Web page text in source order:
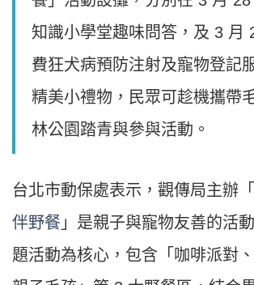
知識小學堂趣味問答，及 3 月
費狂犬病預防注射及寵物登記
精美小禮物，民眾可趁機攜帶
林公園踏青與參與活動。
台北市動保處表示，觀傳局主辦「
伴野餐 」是親子與寵物友善的活
題活動為核心，包含「咖啡派對